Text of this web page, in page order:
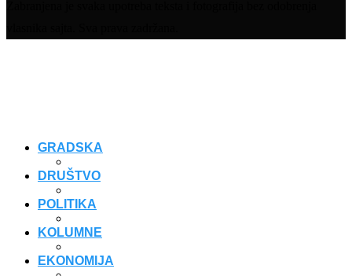
GRADSKA
DRUŠTVO
POLITIKA
KOLUMNE
EKONOMIJA